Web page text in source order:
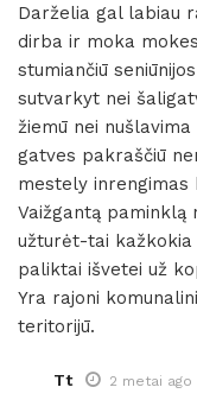
Darželia gal labiau
dirba ir moka
stumiančiū
sutvarkyt nei
žiemū nei
gatves pakraščiū
mestely inrengimas
Vaižgantą paminklą
užturėt-tai
paliktai išvetei už
Yra rajoni
teritorijū.
Tt 2 metai ago